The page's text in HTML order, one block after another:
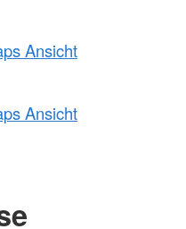
Ansicht
Ansicht